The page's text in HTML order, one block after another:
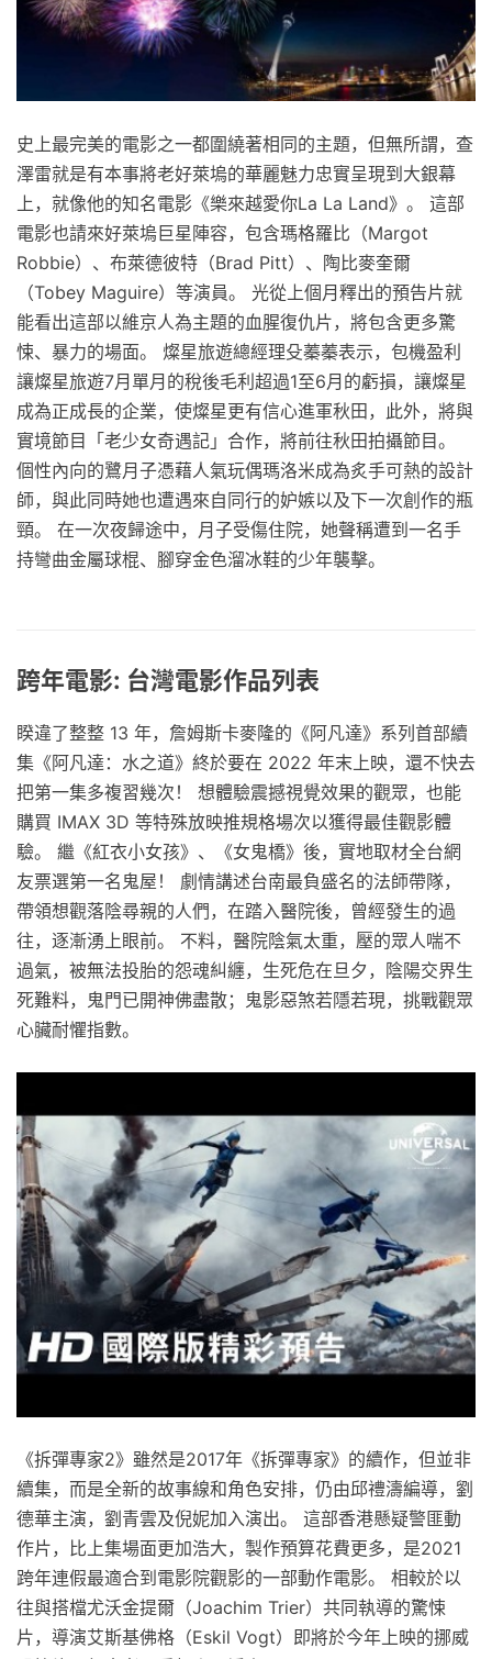
史上最完美的電影之一都圍繞著相同的主題，但無所謂，查
澤雷就是有本事將老好萊塢的華麗魅力忠實呈現到大銀幕
上，就像他的知名電影《樂來越愛你La La Land》。 這部
電影也請來好萊塢巨星陣容，包含瑪格羅比（Margot
Robbie）、布萊德彼特（Brad Pitt）、陶比麥奎爾
（Tobey Maguire）等演員。 光從上個月釋出的預告片就
能看出這部以維京人為主題的血腥復仇片，將包含更多驚
悚、暴力的場面。 燦星旅遊總經理殳蓁蓁表示，包機盈利
讓燦星旅遊7月單月的稅後毛利超過1至6月的虧損，讓燦星
成為正成長的企業，使燦星更有信心進軍秋田，此外，將與
實境節目「老少女奇遇記」合作，將前往秋田拍攝節目。
個性內向的鷺月子憑藉人氣玩偶瑪洛米成為炙手可熱的設計
師，與此同時她也遭遇來自同行的妒嫉以及下一次創作的瓶
頸。 在一次夜歸途中，月子受傷住院，她聲稱遭到一名手
持彎曲金屬球棍、腳穿金色溜冰鞋的少年襲擊。
跨年電影: 台灣電影作品列表
睽違了整整 13 年，詹姆斯卡麥隆的《阿凡達》系列首部續
集《阿凡達：水之道》終於要在 2022 年末上映，還不快去
把第一集多複習幾次！ 想體驗震撼視覺效果的觀眾，也能
購買 IMAX 3D 等特殊放映推規格場次以獲得最佳觀影體
驗。 繼《紅衣小女孩》、《女鬼橋》後，實地取材全台網
友票選第一名鬼屋！ 劇情講述台南最負盛名的法師帶隊，
帶領想觀落陰尋親的人們，在踏入醫院後，曾經發生的過
往，逐漸湧上眼前。 不料，醫院陰氣太重，壓的眾人喘不
過氣，被無法投胎的怨魂糾纏，生死危在旦夕，陰陽交界生
死難料，鬼門已開神佛盡散；鬼影惡煞若隱若現，挑戰觀眾
心臟耐懼指數。
《拆彈專家2》雖然是2017年《拆彈專家》的續作，但並非
續集，而是全新的故事線和角色安排，仍由邱禮濤編導，劉
德華主演，劉青雲及倪妮加入演出。 這部香港懸疑警匪動
作片，比上集場面更加浩大，製作預算花費更多，是2021
跨年連假最適合到電影院觀影的一部動作電影。 相較於以
往與搭檔尤沃金提爾（Joachim Trier）共同執導的驚悚
片，導演艾斯基佛格（Eskil Vogt）即將於今年上映的挪威